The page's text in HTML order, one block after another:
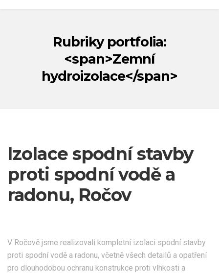
Rubriky portfolia:
<span>Zemní
hydroizolace</span>
Izolace spodní stavby
proti spodní vodě a
radonu, Ročov
V Ročově jsme realizovali kompletní izolaci spodní stavby
proti spodní vodě a radonu, včetně všech detailů a opatření
pro dlouhodobou ochranu konstrukce proti vlhkosti a